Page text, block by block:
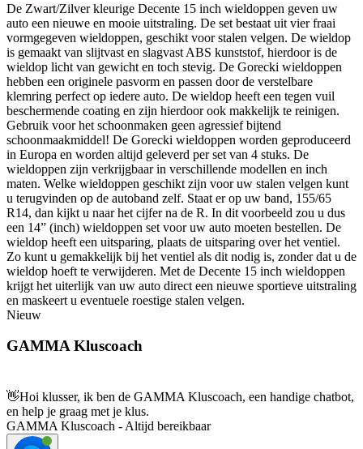
De Zwart/Zilver kleurige Decente 15 inch wieldoppen geven uw
auto een nieuwe en mooie uitstraling. De set bestaat uit vier fraai
vormgegeven wieldoppen, geschikt voor stalen velgen. De wieldop
is gemaakt van slijtvast en slagvast ABS kunststof, hierdoor is de
wieldop licht van gewicht en toch stevig. De Gorecki wieldoppen
hebben een originele pasvorm en passen door de verstelbare
klemring perfect op iedere auto. De wieldop heeft een tegen vuil
beschermende coating en zijn hierdoor ook makkelijk te reinigen.
Gebruik voor het schoonmaken geen agressief bijtend
schoonmaakmiddel! De Gorecki wieldoppen worden geproduceerd
in Europa en worden altijd geleverd per set van 4 stuks. De
wieldoppen zijn verkrijgbaar in verschillende modellen en inch
maten. Welke wieldoppen geschikt zijn voor uw stalen velgen kunt
u terugvinden op de autoband zelf. Staat er op uw band, 155/65
R14, dan kijkt u naar het cijfer na de R. In dit voorbeeld zou u dus
een 14” (inch) wieldoppen set voor uw auto moeten bestellen. De
wieldop heeft een uitsparing, plaats de uitsparing over het ventiel.
Zo kunt u gemakkelijk bij het ventiel als dit nodig is, zonder dat u de
wieldop hoeft te verwijderen. Met de Decente 15 inch wieldoppen
krijgt het uiterlijk van uw auto direct een nieuwe sportieve uitstraling
en maskeert u eventuele roestige stalen velgen.
Nieuw
GAMMA Kluscoach
👋Hoi klusser, ik ben de GAMMA Kluscoach, een handige chatbot,
en help je graag met je klus.
GAMMA Kluscoach - Altijd bereikbaar